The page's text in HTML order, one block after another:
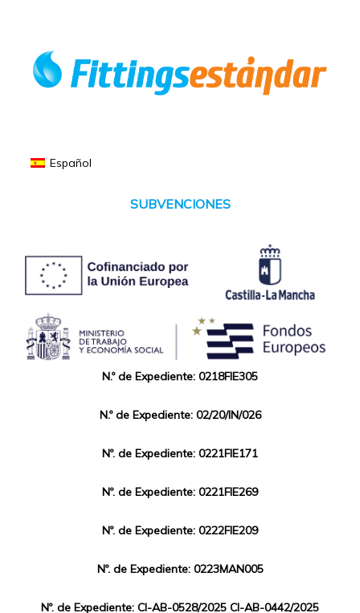
Español
SUBVENCIONES
N.º de Expediente: 0218FIE305
N.º de Expediente: 02/20/IN/026
Nº. de Expediente: 0221FIE171
Nº. de Expediente: 0221FIE269
Nº. de Expediente: 0222FIE209
Nº. de Expediente: 0223MAN005
Nº. de Expediente: CI-AB-0528/2025 CI-AB-0442/2025